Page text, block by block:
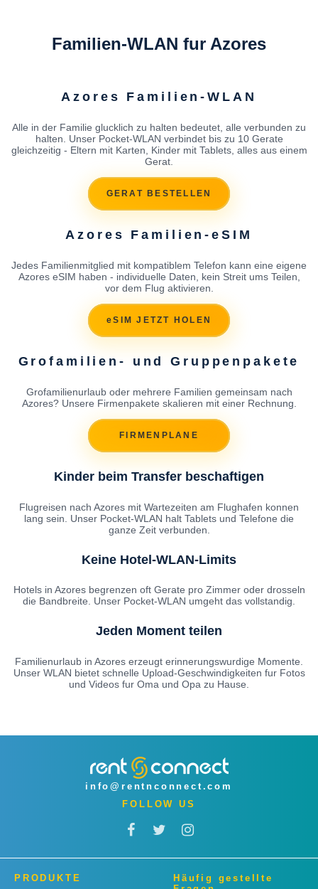
Familien-WLAN fur Azores
Azores Familien-WLAN
Alle in der Familie glucklich zu halten bedeutet, alle verbunden zu
halten. Unser Pocket-WLAN verbindet bis zu 10 Gerate
gleichzeitig - Eltern mit Karten, Kinder mit Tablets, alles aus einem
Gerat.
GERAT BESTELLEN
Azores Familien-eSIM
Jedes Familienmitglied mit kompatiblem Telefon kann eine eigene
Azores eSIM haben - individuelle Daten, kein Streit ums Teilen,
vor dem Flug aktivieren.
eSIM JETZT HOLEN
Grofamilien- und Gruppenpakete
Grofamilienurlaub oder mehrere Familien gemeinsam nach
Azores? Unsere Firmenpakete skalieren mit einer Rechnung.
FIRMENPLANE
Kinder beim Transfer beschaftigen
Flugreisen nach Azores mit Wartezeiten am Flughafen konnen
lang sein. Unser Pocket-WLAN halt Tablets und Telefone die
ganze Zeit verbunden.
Keine Hotel-WLAN-Limits
Hotels in Azores begrenzen oft Gerate pro Zimmer oder drosseln
die Bandbreite. Unser Pocket-WLAN umgeht das vollstandig.
Jeden Moment teilen
Familienurlaub in Azores erzeugt erinnerungswurdige Momente.
Unser WLAN bietet schnelle Upload-Geschwindigkeiten fur Fotos
und Videos fur Oma und Opa zu Hause.
info@rentnconnect.com
FOLLOW US
PRODUKTE
Häufig gestellte